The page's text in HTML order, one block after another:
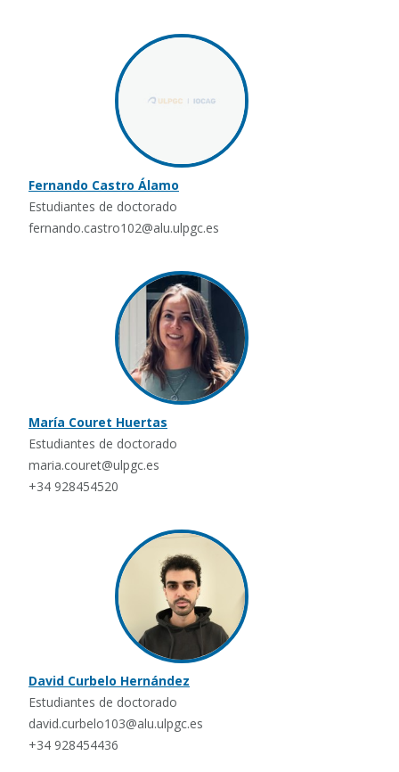
Fernando Castro Álamo
Estudiantes de doctorado
fernando.castro102@alu.ulpgc.es
María Couret Huertas
Estudiantes de doctorado
maria.couret@ulpgc.es
+34 928454520
David Curbelo Hernández
Estudiantes de doctorado
david.curbelo103@alu.ulpgc.es
+34 928454436